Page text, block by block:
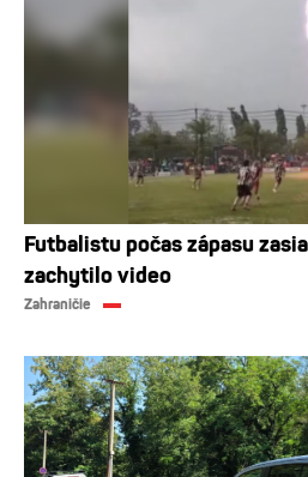
Futbalistu počas zápasu
zachytilo video
Zahraničie